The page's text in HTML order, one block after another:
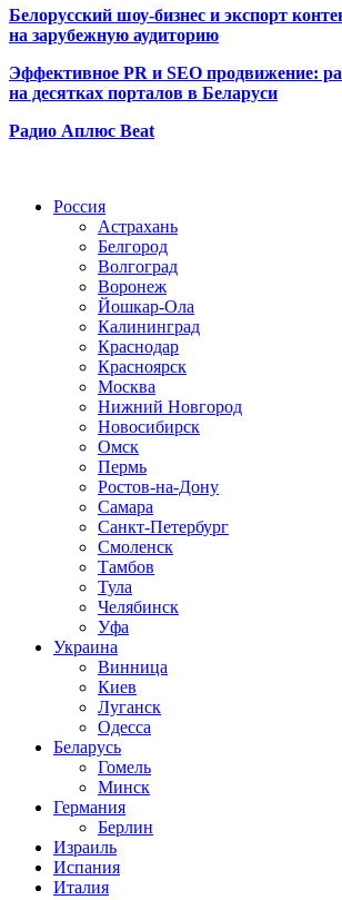
Белорусский шоу-бизнес и экспорт
на зарубежную аудиторию
Эффективное PR и SEO продвижение:
на десятках порталов в Беларуси
Радио Аплюс Beat
Россия
Астрахань
Белгород
Волгоград
Воронеж
Йошкар-Ола
Калининград
Краснодар
Красноярск
Москва
Нижний Новгород
Новосибирск
Омск
Пермь
Ростов-на-Дону
Самара
Санкт-Петербург
Смоленск
Тамбов
Тула
Челябинск
Уфа
Украина
Винница
Киев
Луганск
Одесса
Беларусь
Гомель
Минск
Германия
Берлин
Израиль
Испания
Италия